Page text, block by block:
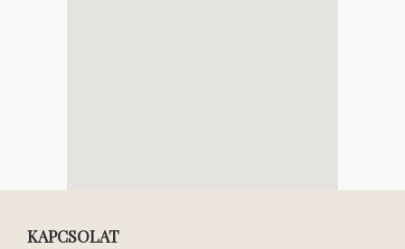
KAPCSOLAT